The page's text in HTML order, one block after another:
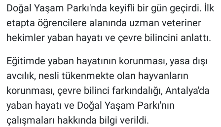
Doğal Yaşam Parkı'nda keyifli bir gün geçirdi. İlk
etapta öğrencilere alanında uzman veteriner
hekimler yaban hayatı ve çevre bilincini anlattı.
Eğitimde yaban hayatının korunması, yasa dışı
avcılık, nesli tükenmekte olan hayvanların
korunması, çevre bilinci farkındalığı, Antalya'da
yaban hayatı ve Doğal Yaşam Parkı'nın
çalışmaları hakkında bilgi verildi.